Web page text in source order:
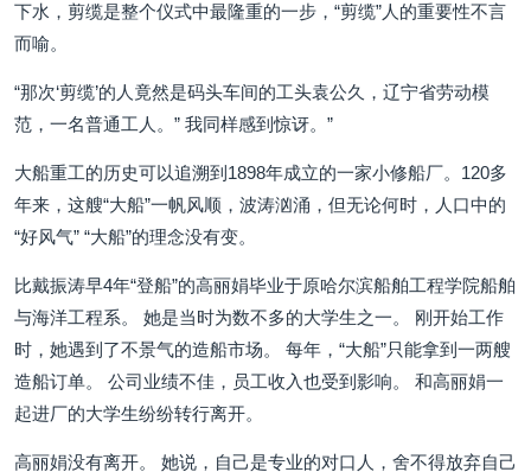
下水，剪缆是整个仪式中最隆重的一步，“剪缆”人的重要性不言
而喻。
“那次‘剪缆’的人竟然是码头车间的工头袁公久，辽宁省劳动模
范，一名普通工人。” 我同样感到惊讶。”
大船重工的历史可以追溯到1898年成立的一家小修船厂。120多
年来，这艘“大船”一帆风顺，波涛汹涌，但无论何时，人口中的
“好风气” “大船”的理念没有变。
比戴振涛早4年“登船”的高丽娟毕业于原哈尔滨船舶工程学院船舶
与海洋工程系。 她是当时为数不多的大学生之一。 刚开始工作
时，她遇到了不景气的造船市场。 每年，“大船”只能拿到一两艘
造船订单。 公司业绩不佳，员工收入也受到影响。 和高丽娟一
起进厂的大学生纷纷转行离开。
高丽娟没有离开。 她说，自己是专业的对口人，舍不得放弃自己